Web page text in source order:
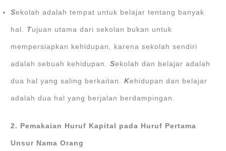
Sekolah adalah tempat untuk belajar tentang banyak
hal. Tujuan utama dari sekolan bukan untuk
mempersiapkan kehidupan, karena sekolah sendiri
adalah sebuah kehidupan.Sekolah dan belajar adalah
dua hal yang saling berkaitan.Kehidupan dan belajar
adalah dua hal yang berjalan berdampingan.
2. Pemakaian Huruf Kapital pada Huruf Pertama
Unsur Nama Orang